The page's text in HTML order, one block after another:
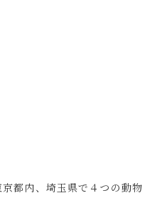
都内、埼玉県で４つの動物